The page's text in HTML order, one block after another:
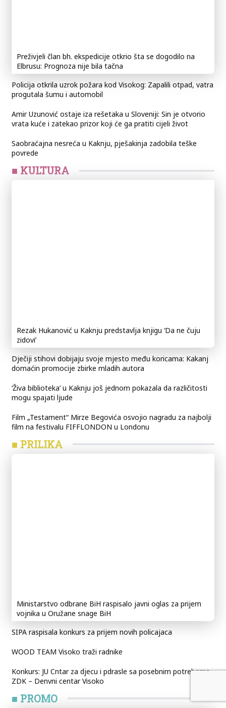
Preživjeli član bh. ekspedicije otkrio šta se dogodilo na
Elbrusu: Prognoza nije bila tačna
Policija otkrila uzrok požara kod Visokog: Zapalili otpad, vatra
progutala šumu i automobil
Amir Uzunović ostaje iza rešetaka u Sloveniji: Sin je otvorio
vrata kuće i zatekao prizor koji će ga pratiti cijeli život
Saobraćajna nesreća u Kaknju, pješakinja zadobila teške
povrede
■ KULTURA
Rezak Hukanović u Kaknju predstavlja knjigu ‘Da ne čuju
zidovi’
Dječiji stihovi dobijaju svoje mjesto među koricama: Kakanj
domaćin promocije zbirke mladih autora
‘Živa biblioteka’ u Kaknju još jednom pokazala da različitosti
mogu spajati ljude
Film „Testament“ Mirze Begovića osvojio nagradu za najbolji
film na festivalu FIFFLONDON u Londonu
■ PRILIKA
Ministarstvo odbrane BiH raspisalo javni oglas za prijem
vojnika u Oružane snage BiH
SIPA raspisala konkurs za prijem novih policajaca
WOOD TEAM Visoko traži radnike
Konkurs: JU Cntar za djecu i pdrasle sa posebnim potrebama
ZDK – Denvni centar Visoko
■ PROMO